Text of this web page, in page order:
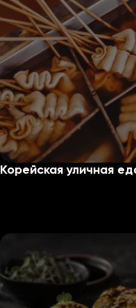
Корейская уличная